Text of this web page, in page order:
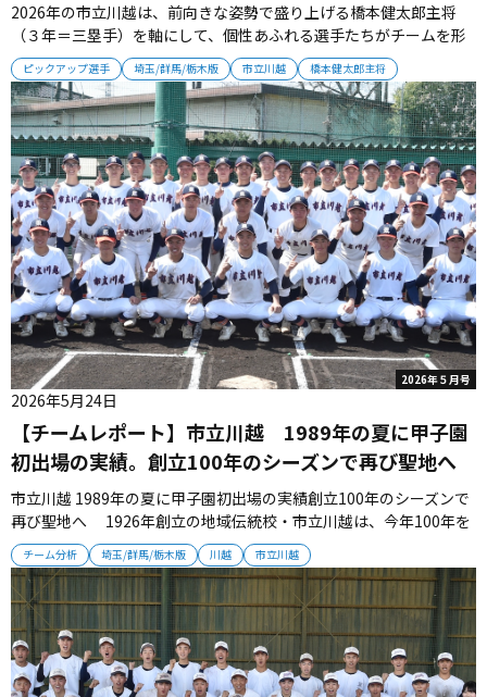
ピックアップ選手 埼玉/群馬/栃木版 市立川越 橋本健太郎主将
2026年の市立川越は、前向きな姿勢で盛り上げる橋本健太郎主将
（３年＝三塁手）を軸にして、個性あふれる選手たちがチームを形
成している。 投手陣は実戦派サウスポー栗本樹（３年）が中心とな
り、多彩なタイプがブルペンに並ぶ。打撃陣は広角に強い打球を放
つ３番・森翔大（３年＝遊撃手）、４番・橋本主将、５番・嶋田元
太朗（３年＝二塁...
2026年５月号
チーム分析 埼玉/群馬/栃木版 川越 市立川越
【チームレポート】市立川越 1989年の夏に甲子園
初出場の実績。創立100年のシーズンで再び聖地へ
2026年5月24日
市立川越 1989年の夏に甲子園初出場の実績創立100年のシーズンで
再び聖地へ 1926年創立の地域伝統校・市立川越は、今年100年を
迎えている。地域の応援を受けて勇敢なプレーをみせるチームは、
２度目の甲子園出場を目標にあくなき野心を燃やす。 ■学校の活力
がエネルギー 伝統の力が宿るグラウンドには活気がみなぎってい
る...